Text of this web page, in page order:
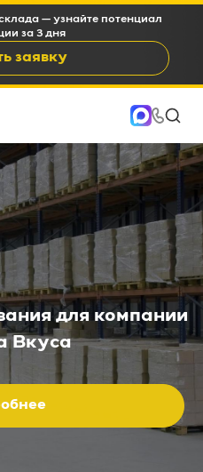
— узнайте потенциал
за 3 дня
заявку
для компании
Вкуса